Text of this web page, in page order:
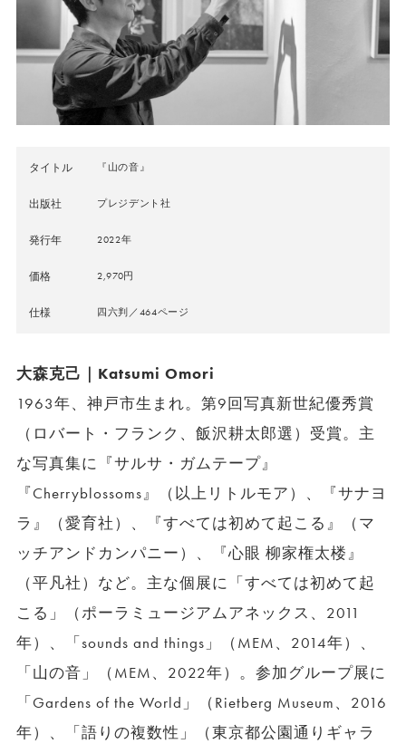
タイトル 『山の音』
出版社 プレジデント社
発行年 2022年
価格 2,970円
仕様 四六判／464ページ
大森克己｜Katsumi Omori
1963年、神戸市生まれ。第9回写真新世紀優秀賞
（ロバート・フランク、飯沢耕太郎選）受賞。主
な写真集に『サルサ・ガムテープ』
『Cherryblossoms』（以上リトルモア）、『サナヨ
ラ』（愛育社）、『すべては初めて起こる』（マ
ッチアンドカンパニー）、『心眼 柳家権太楼』
（平凡社）など。主な個展に「すべては初めて起
こる」（ポーラミュージアムアネックス、2011
年）、「sounds and things」（MEM、2014年）、
「山の音」（MEM、2022年）。参加グループ展に
「Gardens of the World」（Rietberg Museum、2016
年）、「語りの複数性」（東京都公園通りギャラ